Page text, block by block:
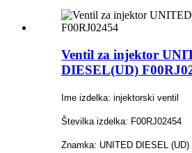
Ventil za injektor
DIESEL(UD)
Ime izdelka: injektorski ventil
Številka izdelka: F00RJ02454
Znamka: UNITED DIESEL (UD)